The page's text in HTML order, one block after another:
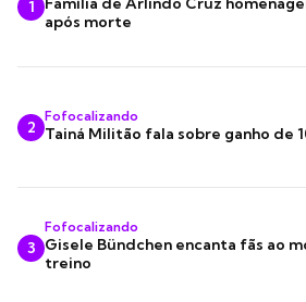
1
após morte
2
Fofocalizando
Tainá Militão fala sobre ganho de
3
Fofocalizando
Gisele Bündchen encanta fãs ao
treino